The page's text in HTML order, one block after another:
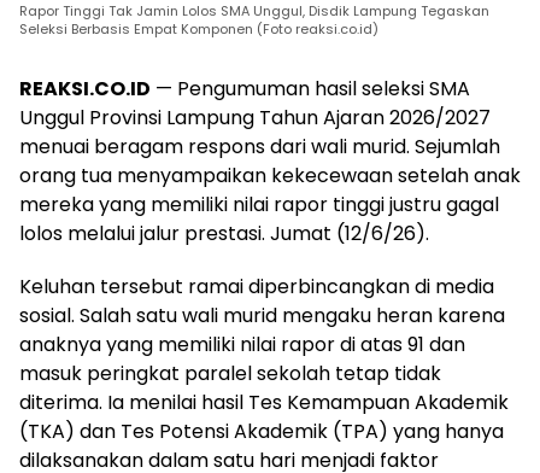
Rapor Tinggi Tak Jamin Lolos SMA Unggul, Disdik Lampung Tegaskan
Seleksi Berbasis Empat Komponen (Foto reaksi.co.id)
REAKSI.CO.ID — Pengumuman hasil seleksi SMA
Unggul Provinsi Lampung Tahun Ajaran 2026/2027
menuai beragam respons dari wali murid. Sejumlah
orang tua menyampaikan kekecewaan setelah anak
mereka yang memiliki nilai rapor tinggi justru gagal
lolos melalui jalur prestasi. Jumat (12/6/26).
Keluhan tersebut ramai diperbincangkan di media
sosial. Salah satu wali murid mengaku heran karena
anaknya yang memiliki nilai rapor di atas 91 dan
masuk peringkat paralel sekolah tetap tidak
diterima. Ia menilai hasil Tes Kemampuan Akademik
(TKA) dan Tes Potensi Akademik (TPA) yang hanya
dilaksanakan dalam satu hari menjadi faktor